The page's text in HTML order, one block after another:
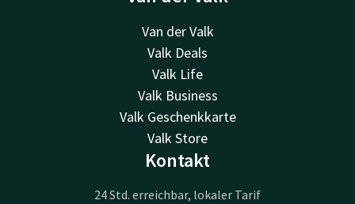
Van der Valk
Valk Deals
Valk Life
Valk Business
Valk Geschenkkarte
Valk Store
Kontakt
24 Std. erreichbar, lokaler Tarif